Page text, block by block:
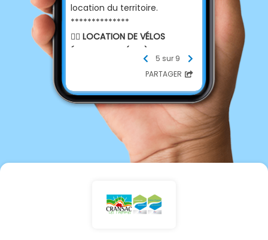
location du territoire.
**************
🚴‍♀️ LOCATION DE VÉLOS
ÉLECTRIQUES (VAE)
Profitez des paysages du
territoire sans effort :
☀️ Journée :30 €(½ journée :
20€)
🗓️ Semaine :
90 €
💧 Forfait Cure (3 sem.) : 200
(Équipements inclus : casque,
réparation)
Infos pratiques VAE :
5 sur 9
PARTAGER